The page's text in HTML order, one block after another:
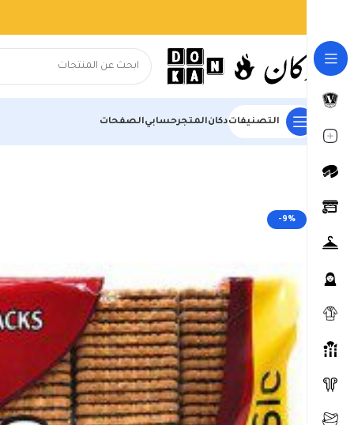
التصنيفاتدكانالمتجرحسابيالصفحات
الرئيسية المتجر
-9%